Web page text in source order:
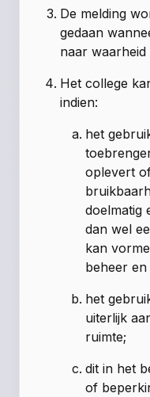
De melding
gedaan
naar waarheid
Het college
indien:
het
oplevert
doelmatig
dan wel
kan
beheer
het
uiterlijk
ruimte;
dit in het
of